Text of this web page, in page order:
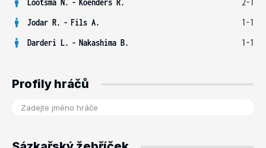
Lootsma N. - Koenders R.
2-1
Jodar R. - Fils A.
1-1
Darderi L. - Nakashima B. 1-1
Profily hráčů